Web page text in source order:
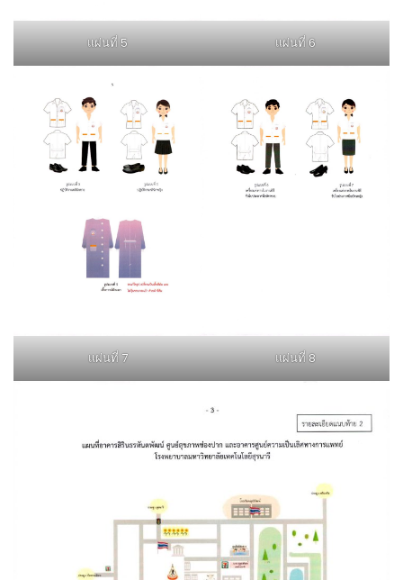
แผ่นที่ 5 แผ่นที่ 6
แผ่นที่ 7 แผ่นที่ 8